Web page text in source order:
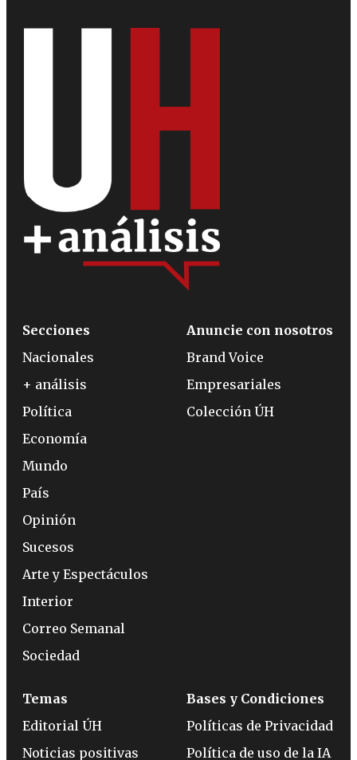
Secciones
Nacionales
+ análisis
Política
Economía
Mundo
País
Opinión
Sucesos
Arte y Espectáculos
Interior
Correo Semanal
Sociedad
Anuncie con nosotros
Brand Voice
Empresariales
Colección ÚH
Temas
Editorial ÚH
Noticias positivas
Bases y Condiciones
Políticas de Privacidad
Política de uso de la IA